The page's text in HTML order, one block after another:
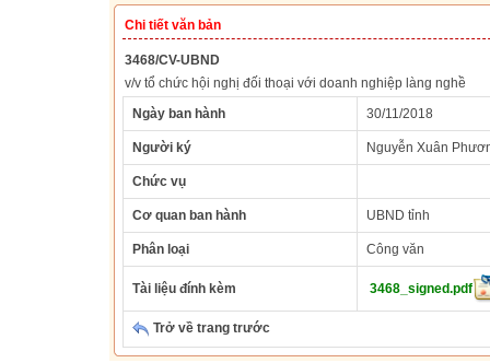
Chi tiết văn bản
3468/CV-UBND
v/v tổ chức hội nghị đối thoại với doanh nghiệp làng nghề
Ngày ban hành
30/11/2018
Người ký Nguyễn Xuân
Chức vụ
Cơ quan ban hành UBND tỉnh
Phân loại Công văn
Tài liệu đính kèm 3468_signed.pdf
Trở về trang trước